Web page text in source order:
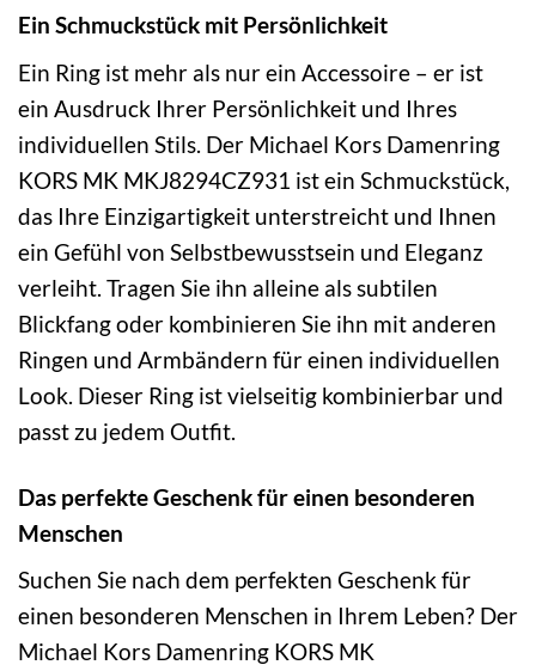
Ein Schmuckstück mit Persönlichkeit
Ein Ring ist mehr als nur ein Accessoire – er ist
ein Ausdruck Ihrer Persönlichkeit und Ihres
individuellen Stils. Der Michael Kors Damenring
KORS MK MKJ8294CZ931 ist ein Schmuckstück,
das Ihre Einzigartigkeit unterstreicht und Ihnen
ein Gefühl von Selbstbewusstsein und Eleganz
verleiht. Tragen Sie ihn alleine als subtilen
Blickfang oder kombinieren Sie ihn mit anderen
Ringen und Armbändern für einen individuellen
Look. Dieser Ring ist vielseitig kombinierbar und
passt zu jedem Outfit.
Das perfekte Geschenk für einen besonderen
Menschen
Suchen Sie nach dem perfekten Geschenk für
einen besonderen Menschen in Ihrem Leben? Der
Michael Kors Damenring KORS MK